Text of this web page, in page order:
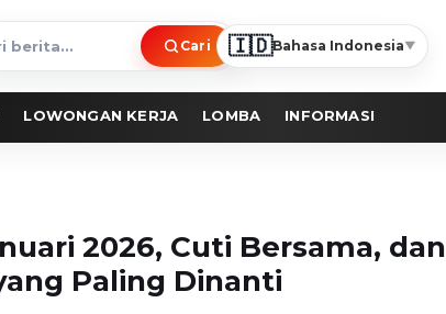
Cari 🇮🇩Bahasa Indonesia▼
LOWONGAN KERJA LOMBA INFORMASI
2026, Cuti Bersama, dan
Paling Dinanti